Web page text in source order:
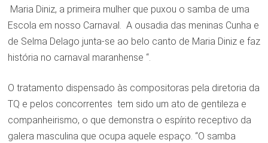
Maria Diniz, a primeira mulher que puxou o samba de uma
Escola em nosso Carnaval. A ousadia das meninas Cunha e
de Selma Delago junta-se ao belo canto de Maria Diniz e faz
história no carnaval maranhense “.
O tratamento dispensado às compositoras pela diretoria da
TQ e pelos concorrentes tem sido um ato de gentileza e
companheirismo, o que demonstra o espírito receptivo da
galera masculina que ocupa aquele espaço. “O samba